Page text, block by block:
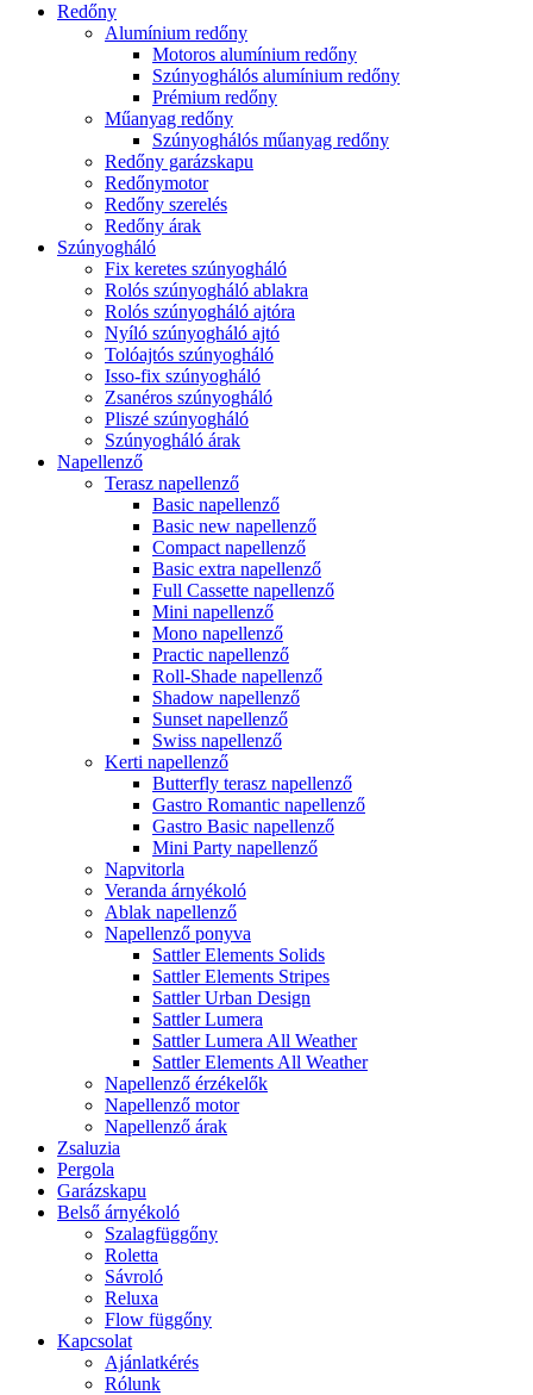
Redőny
Alumínium redőny
Motoros alumínium redőny
Szúnyoghálós alumínium redőny
Prémium redőny
Műanyag redőny
Szúnyoghálós műanyag redőny
Redőny garázskapu
Redőnymotor
Redőny szerelés
Redőny árak
Szúnyogháló
Fix keretes szúnyogháló
Rolós szúnyogháló ablakra
Rolós szúnyogháló ajtóra
Nyíló szúnyogháló ajtó
Tolóajtós szúnyogháló
Isso-fix szúnyogháló
Zsanéros szúnyogháló
Pliszé szúnyogháló
Szúnyogháló árak
Napellenző
Terasz napellenző
Basic napellenző
Basic new napellenző
Compact napellenző
Basic extra napellenző
Full Cassette napellenző
Mini napellenző
Mono napellenző
Practic napellenző
Roll-Shade napellenző
Shadow napellenző
Sunset napellenző
Swiss napellenző
Kerti napellenző
Butterfly terasz napellenző
Gastro Romantic napellenző
Gastro Basic napellenző
Mini Party napellenző
Napvitorla
Veranda árnyékoló
Ablak napellenző
Napellenző ponyva
Sattler Elements Solids
Sattler Elements Stripes
Sattler Urban Design
Sattler Lumera
Sattler Lumera All Weather
Sattler Elements All Weather
Napellenző érzékelők
Napellenző motor
Napellenző árak
Zsaluzia
Pergola
Garázskapu
Belső árnyékoló
Szalagfüggőny
Roletta
Sávroló
Reluxa
Flow függőny
Kapcsolat
Ajánlatkérés
Rólunk